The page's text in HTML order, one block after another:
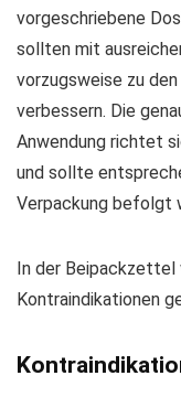
vorgeschriebene
sollten mit
vorzugsweise zu
verbessern. Die
Anwendung richtet
und sollte
Verpackung befolgt
In der Beipackzettel
Kontraindikationen